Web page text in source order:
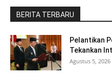
BERITA TERBARU
Pelantikan
Tekankan
Agustus 5, 2026